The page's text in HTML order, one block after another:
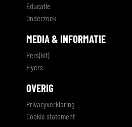
Educatie
Onderzoek
MEDIA & INFORMATIE
Pers(kit)
Flyers
OVERIG
Privacyverklaring
Cookie statement